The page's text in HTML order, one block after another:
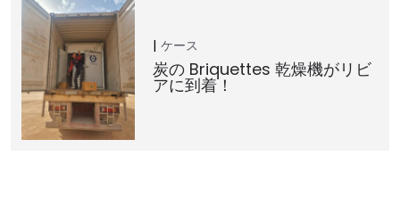
ケース
炭の Briquettes 乾燥機がリビ
アに到着！